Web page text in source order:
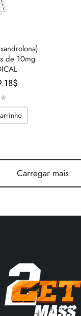
de 10mg
O $
atual é:
39.18$.
Carregar mais